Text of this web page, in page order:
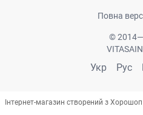
Повна
©
VITASAIN
Укр Рус
Інтернет-магазин створений з Хорошоп